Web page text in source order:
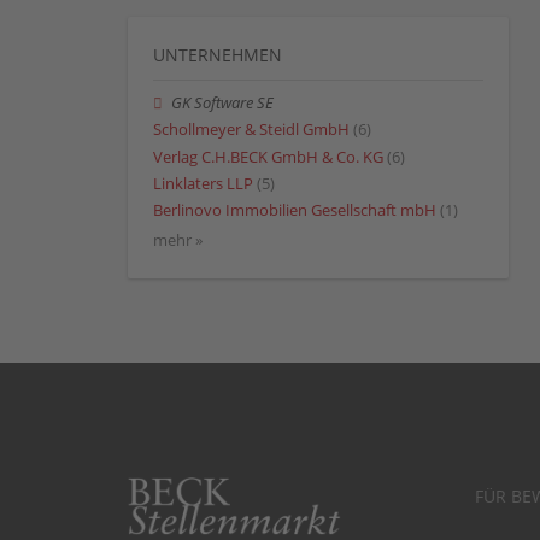
UNTERNEHMEN
GK Software SE
Schollmeyer & Steidl GmbH (6)
Verlag C.H.BECK GmbH & Co. KG (6)
Linklaters LLP (5)
Berlinovo Immobilien Gesellschaft mbH (1)
mehr »
FÜR